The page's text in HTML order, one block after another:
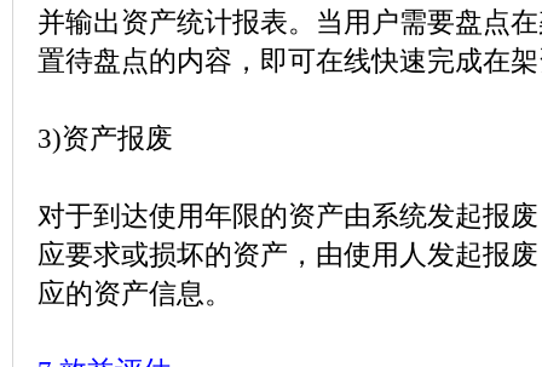
并输出资产统计报表。当用户需要盘点
置待盘点的内容，即可在线快速完成在
3)资产报废
对于到达使用年限的资产由系统发起报
应要求或损坏的资产，由使用人发起报
应的资产信息。